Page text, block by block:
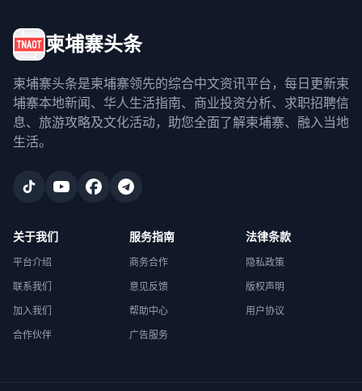
柬埔寨头条
柬埔寨头条是柬埔寨领先的综合中文资讯平台，每日更新柬
埔寨本地新闻、华人生活指南、商业投资分析、求职招聘信
息、旅游攻略及文化活动，助您全面了解柬埔寨、融入当地
生活。
关于我们
平台介绍
联系我们
加入我们
合作伙伴
服务指南
商务合作
意见反馈
帮助中心
广告服务
法律条款
隐私政策
版权声明
用户协议